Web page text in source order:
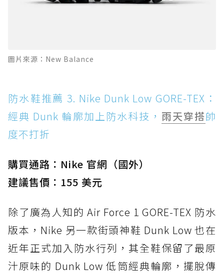
圖片來源：New Balance
防水鞋推薦 3. Nike Dunk Low GORE-TEX：
經典 Dunk 輪廓加上防水科技， 雨天穿搭帥
度不打折
購買通路：Nike 官網（國外）
建議售價：155 美元
除了廣為人知的 Air Force 1 GORE-TEX 防水
版本，Nike 另一款街頭神鞋 Dunk Low 也在
近年正式加入防水行列，其全鞋保留了最原
汁原味的 Dunk Low 低筒經典輪廓，擺脫傳